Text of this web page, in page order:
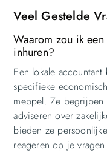
Veel Gestelde
Waarom zou ik
inhuren?
Een lokale
specifieke
meppel. Ze begrijpen
adviseren over
bieden ze
reageren op je